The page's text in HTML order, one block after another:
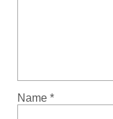
Name *